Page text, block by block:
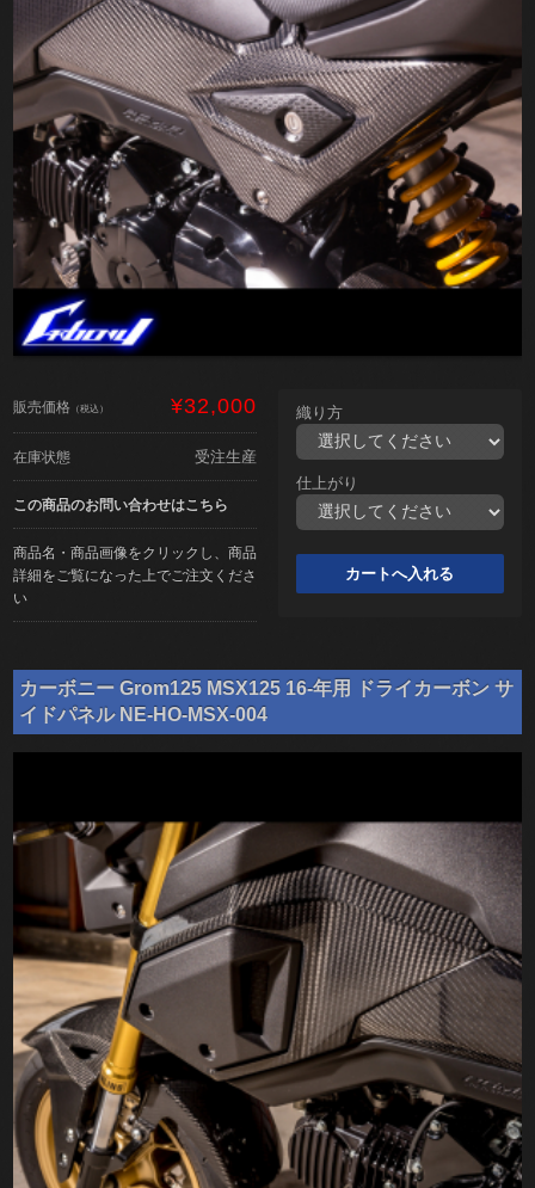
販売価格 （税込） ¥32,000
在庫状態 受注生産
この商品のお問い合わせはこちら
商品名・商品画像をクリックし、商品
詳細をご覧になった上でご注文くださ
い
織り方
仕上がり
カーボニー Grom125 MSX125 16-年用 ドライカーボン サ
イドパネル NE-HO-MSX-004